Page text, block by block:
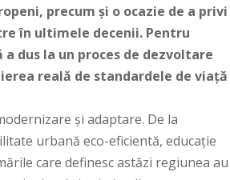
precum și o ocazie de a privi
în ultimele decenii. Pentru
dus la un proces de dezvoltare
reală de standardele de viață
și adaptare. De la
urbană eco-eficientă, educație
care definesc astăzi regiunea au